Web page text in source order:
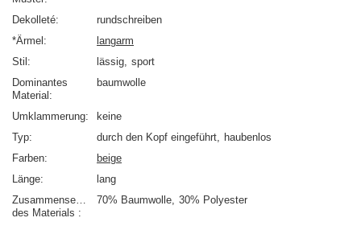
Dekolleté
rundschreiben
*Ärmel
langarm
Stil
lässig sport
Dominantes
Material
baumwolle
Umklammerung
keine
Typ
durch den Kopf eingeführt
haubenlos
Farben
beige
Länge
lang
Zusammensetzung
des Materials
70% Baumwolle 30% Polyester